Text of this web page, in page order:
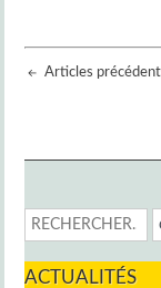
Articles
ACTUALITÉS